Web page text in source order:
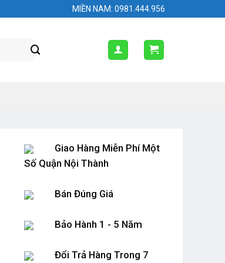
MIỀN NAM: 0981.444.956
Giao Hàng Miễn Phí Một
Số Quận Nội Thành
Bán Đúng Giá
Bảo Hành 1 - 5 Năm
Đổi Trả Hàng Trong 7